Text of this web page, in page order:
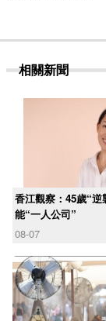
相關新聞
香江觀察：45歲“
能“一人公司”
08-07